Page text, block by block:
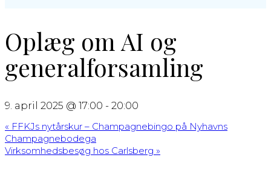
Oplæg om AI og
generalforsamling
9. april 2025 @ 17:00 - 20:00
« FFKJs nytårskur – Champagnebingo på Nyhavns
Champagnebodega
Virksomhedsbesøg hos Carlsberg »